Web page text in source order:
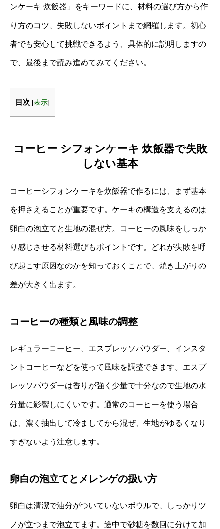
ンケーキ 炊飯器」をキーワードに、材料の選び方から作
り方のコツ、失敗しないポイントまで網羅します。初心
者でも安心して挑戦できるよう、具体的に説明しますの
で、最後まで読み進めてみてください。
目次 [表示]
コーヒー シフォンケーキ 炊飯器で失敗
しない基本
コーヒーシフォンケーキを炊飯器で作るには、まず基本
を押さえることが重要です。ケーキの構造を支えるのは
卵白の泡立てと生地の混ぜ方。コーヒーの風味をしっか
り感じさせる材料選びもポイントです。どれが失敗を呼
び起こす原因なのかを知っておくことで、焼き上がりの
差が大きく出ます。
コーヒーの種類と風味の調整
レギュラーコーヒー、エスプレッソパウダー、インスタ
ントコーヒーなどを使って風味を調整できます。エスプ
レッソパウダーは香りが強く少量で十分なので生地の水
分量に影響しにくいです。通常のコーヒーを使う場合
は、濃く抽出して冷ましてから混ぜ、生地がゆるくなり
すぎないよう注意します。
卵白の泡立てとメレンゲの扱い方
卵白は清潔で油分がついていないボウルで、しっかりツ
ノが立つまで泡立てます。途中で砂糖を数回に分けて加